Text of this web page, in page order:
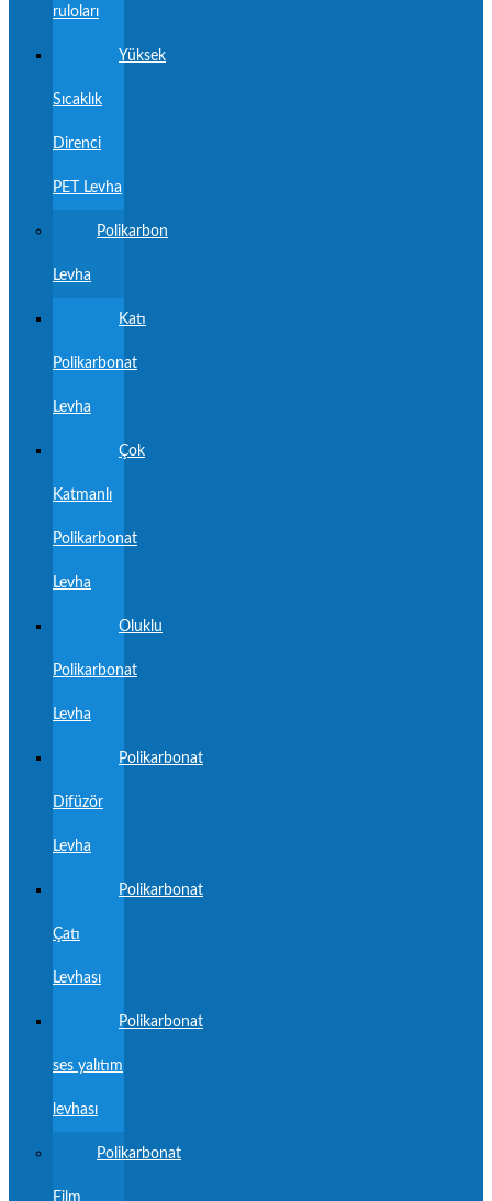
ruloları
Yüksek
Sıcaklık
Direnci
PET Levha
Polikarbon
Levha
Katı
Polikarbonat
Levha
Çok
Katmanlı
Polikarbonat
Levha
Oluklu
Polikarbonat
Levha
Polikarbonat
Difüzör
Levha
Polikarbonat
Çatı
Levhası
Polikarbonat
ses yalıtım
levhası
Polikarbonat
Film